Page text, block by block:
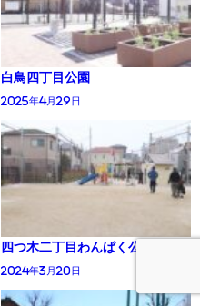
白鳥四丁目公園
2025年4月29日
四つ木二丁目わんぱく公園
2024年3月20日